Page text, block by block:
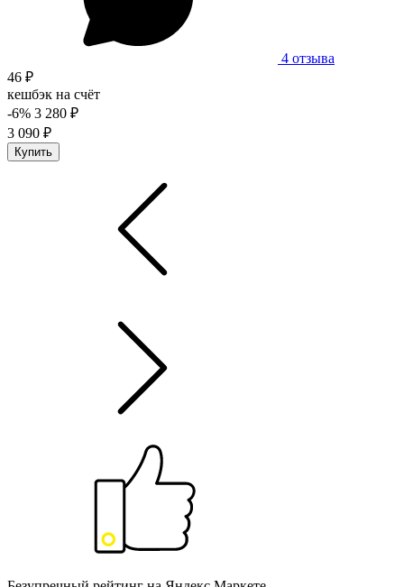
4 отзыва
46 ₽
кешбэк на счёт
-6% 3 280 ₽
3 090 ₽
Купить